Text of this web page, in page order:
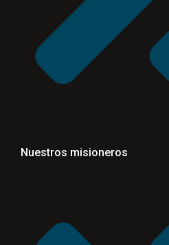
Nuestros misioneros